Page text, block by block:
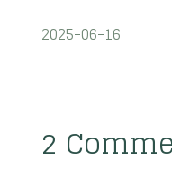
2025-06-16
2